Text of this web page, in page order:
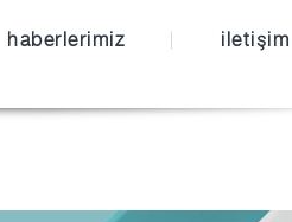
haberlerimiz iletişim